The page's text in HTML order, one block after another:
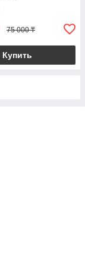
75 000 ₸
Купить